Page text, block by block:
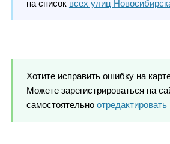
на список всех улиц
Хотите исправить ошибку на
Можете зарегистрироваться на
самостоятельно отредактировать